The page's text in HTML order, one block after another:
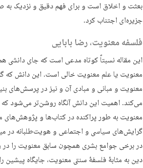
بعثت و اخلاق است و برای فهم دقیق و نزدیک به
جزیره‌ای اجتناب کرد.
فلسفه معنویت،‌ رضا بابایی
این مقاله نسبتاً کوتاه مدعی است که جای دانشی
معنویت یا علم معنویت خالی است. این دانش که
معنویت و مبانی و مبادی آن و نیز در پرسش‌های
می‌کند. اهمیت این دانش آنگاه روشن‌تر می‌شود که
معنویت به طور پراکنده در کتاب‌ها و پژوهش‌های
گرایش‌های سیاسی و اجتماعی و هویت‌طلبانه در
در برخی جوامع بشری همچون سابق معنویت را در
دین به مثابۀ فلسفۀ سنتی معنویت، جایگاه پیشین